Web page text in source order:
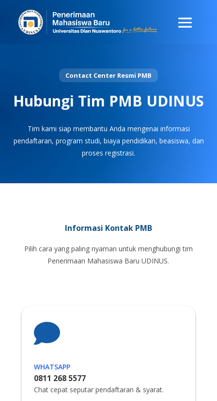
Contact Center Resmi PMB
Hubungi Tim PMB UDINUS
Tim kami siap membantu Anda mengenai informasi
pendaftaran, program studi, biaya pendidikan, beasiswa, dan
proses registrasi.
Informasi Kontak PMB
Pilih cara yang paling nyaman untuk menghubungi tim
Penerimaan Mahasiswa Baru UDINUS.

WHATSAPP
0811 268 5577
Chat cepat seputar pendaftaran & syarat.